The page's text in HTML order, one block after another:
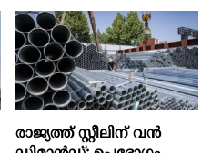
രാജ്യത്ത് സ്റ്റീലിന് വൻ